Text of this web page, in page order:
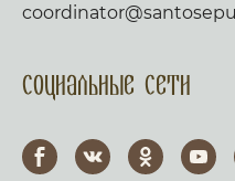
Социальные сети